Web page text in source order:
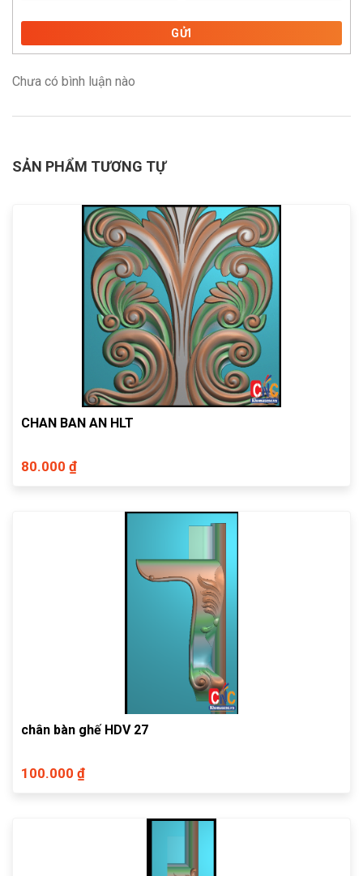
GỬI
Chưa có bình luận nào
SẢN PHẨM TƯƠNG TỰ
CHAN BAN AN HLT
80.000 ₫
chân bàn ghế HDV 27
100.000 ₫